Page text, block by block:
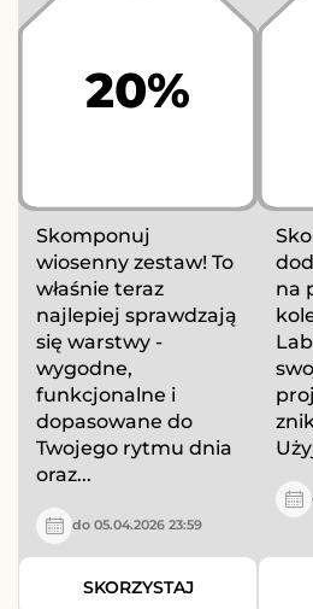
20%
Skomponuj
wiosenny zestaw! To
właśnie teraz
najlepiej sprawdzają
się warstwy -
wygodne,
funkcjonalne i
dopasowane do
Twojego rytmu dnia
oraz...
do 05.04.2026 23:59
SKORZYSTAJ
na